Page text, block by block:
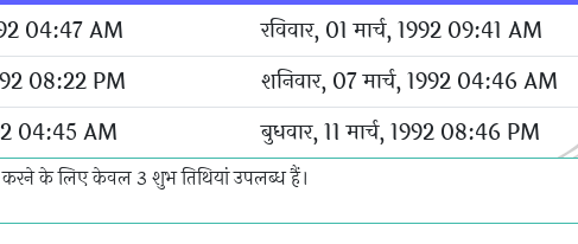
04:47 AM
रविवार, 01 मार्च, 1992 09:41 AM
08:22 PM
शनिवार, 07 मार्च, 1992 04:46 AM
04:45 AM
बुधवार, 11 मार्च, 1992 08:46 PM
करने के लिए केवल 3 शुभ तिथियां उपलब्ध हैं।